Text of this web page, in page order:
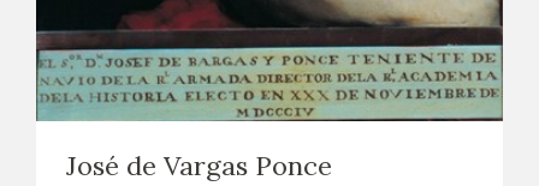
José de Vargas Ponce